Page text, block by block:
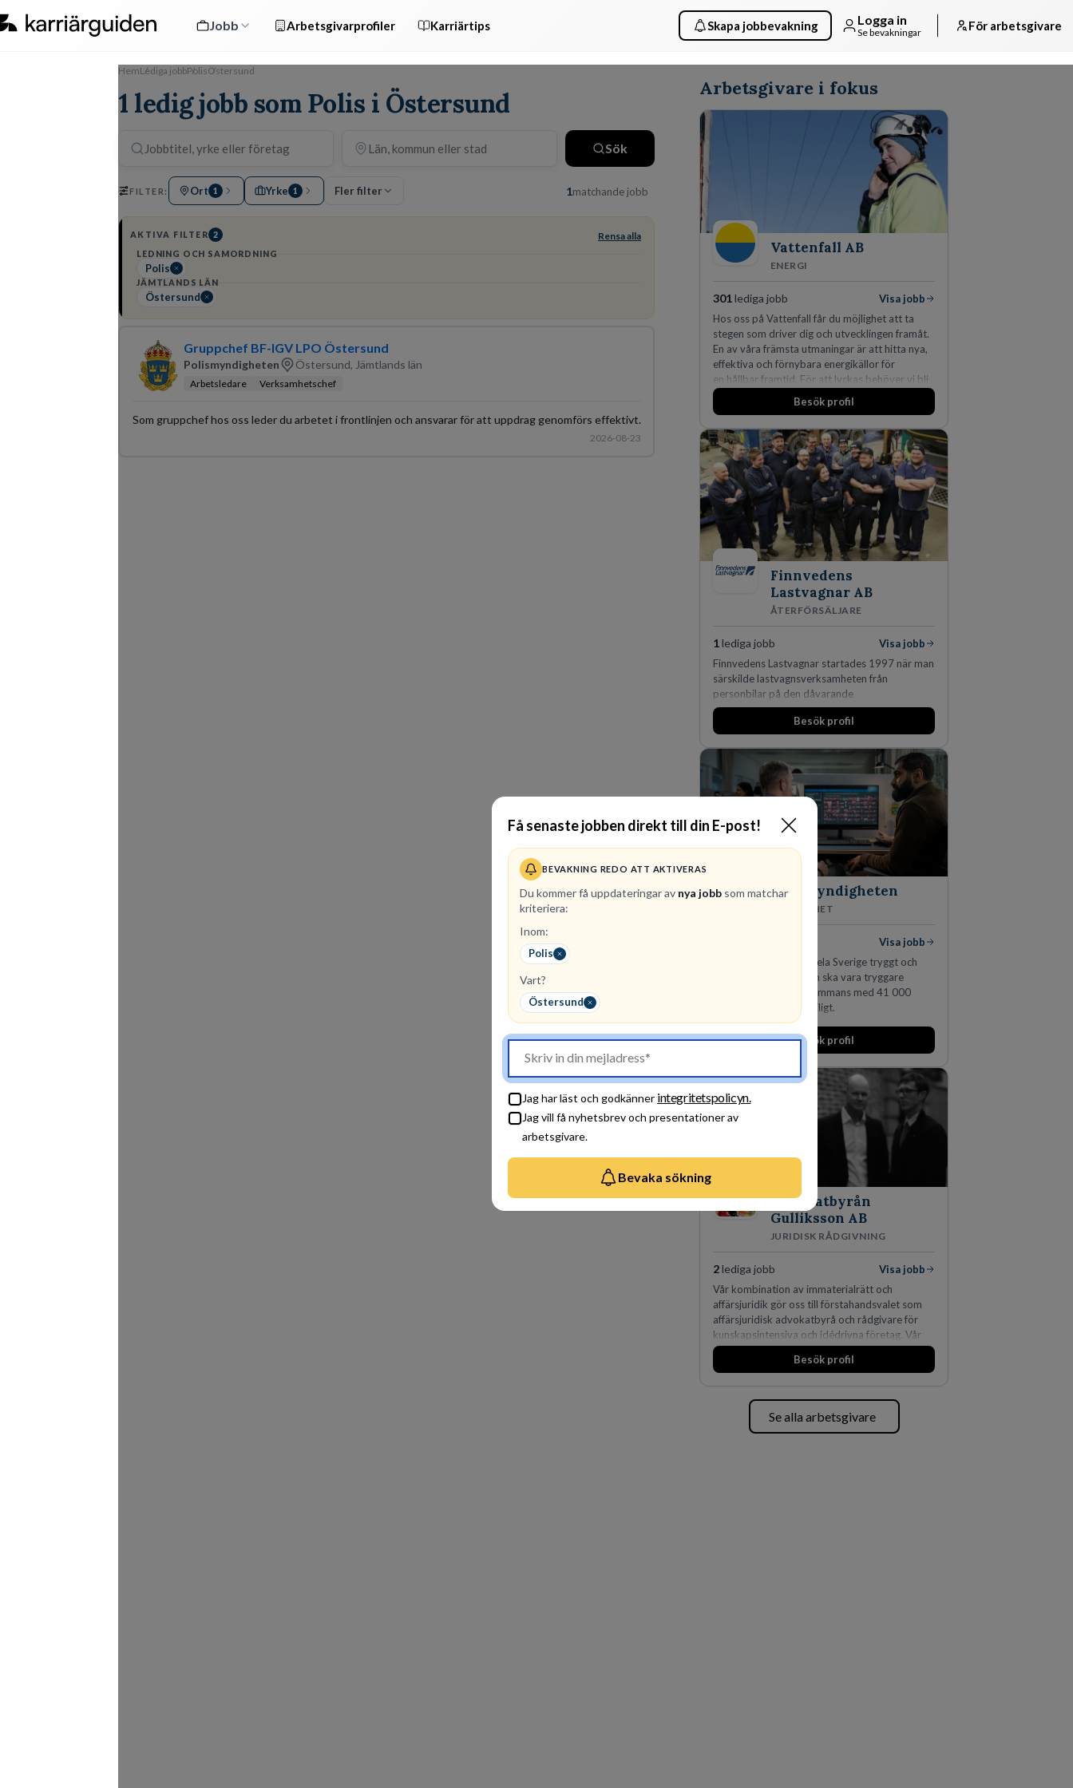
Jobb Arbetsgivarprofiler Karriärtips Skapa jobbevakning Logga in
Se bevakningar För arbetsgivare
Få senaste jobben direkt till din E-post!
BEVAKNING REDO ATT AKTIVERAS
Du kommer få uppdateringar av nya jobb som matchar
kriteriera:
Inom:
Polis
Vart?
Östersund
Jag har läst och godkänner integritetspolicyn.
Jag vill få nyhetsbrev och presentationer av
arbetsgivare.
Bevaka sökning
HemLediga jobbPolisÖstersund
1 ledig jobb som Polis i Östersund
Sök
FILTER: Ort 1 Yrke 1 Fler filter 1matchande jobb
AKTIVA FILTER 2 Rensa alla
LEDNING OCH SAMORDNING
Polis
JÄMTLANDS LÄN
Östersund
Gruppchef BF-IGV LPO Östersund
Polismyndigheten Östersund, Jämtlands län
Arbetsledare Verksamhetschef
Som gruppchef hos oss leder du arbetet i frontlinjen och ansvarar för att uppdrag genomförs effektivt.
2026-08-23
Arbetsgivare i fokus
Vattenfall AB
ENERGI
301lediga jobb
Visa jobb
Hos oss på Vattenfall får du möjlighet att ta
stegen som driver dig och utvecklingen framåt.
En av våra främsta utmaningar är att hitta nya,
effektiva och förnybara energikällor för
en hållbar framtid. För att lyckas behöver vi bli
fler medarbetare som vill göra skillnad.
Besök profil
Finnvedens
Lastvagnar AB
ÅTERFÖRSÄLJARE
1lediga jobb
Visa jobb
Finnvedens Lastvagnar startades 1997 när man
särskilde lastvagnsverksamheten från
personbilar på den dåvarande
huvudanläggningen i Värnamo. Sedan dess har
man expanderat kraftigt genom ett antal
den största privata återförsäljaren av Volvo
Lastvagnar och finns representerade på 20
orter i södra Sverige.
Besök profil
Polismyndigheten
MYNDIGHET
Visa jobb
Ett uppdrag att göra hela Sverige tryggt och
säkert. Ett Sverige som ska vara tryggare
imorgon än idag. Tillsammans med 41 000
kollegor gör vi det möjligt.
Besök profil
Advokatbyrån
Gulliksson AB
JURIDISK RÅDGIVNING
2 lediga jobb
Visa jobb
Vår kombination av immaterialrätt och
affärsjuridik gör oss till förstahandsvalet som
affärsjuridisk advokatbyrå och rådgivare för
kunskapsintensiva och idédrivna företag. Vår
expertis inom IP-tillgångar har gett oss en
marknadsledande position. Våra klienter väljer
företagets viktigaste tillgångar.
Besök profil
Se alla arbetsgivare